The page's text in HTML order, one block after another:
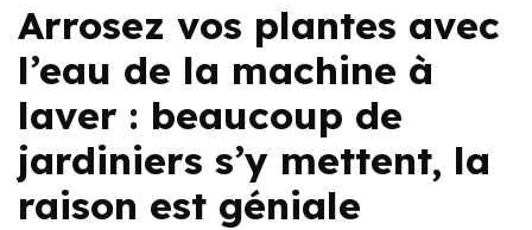
Arrosez vos plantes avec
l’eau de la machine à
laver : beaucoup de
jardiniers s’y mettent, la
raison est géniale